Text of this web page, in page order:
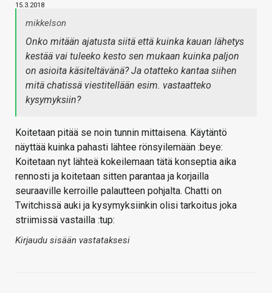
15.3.2018
mikkelson
Onko mitään ajatusta siitä että kuinka kauan lähetys
kestää vai tuleeko kesto sen mukaan kuinka paljon
on asioita käsiteltävänä? Ja otatteko kantaa siihen
mitä chatissä viestitellään esim. vastaatteko
kysymyksiin?
Koitetaan pitää se noin tunnin mittaisena. Käytäntö
näyttää kuinka pahasti lähtee rönsyilemään :beye:
Koitetaan nyt lähteä kokeilemaan tätä konseptia aika
rennosti ja koitetaan sitten parantaa ja korjailla
seuraaville kerroille palautteen pohjalta. Chatti on
Twitchissä auki ja kysymyksiinkin olisi tarkoitus joka
striimissä vastailla :tup:
Kirjaudu sisään vastataksesi